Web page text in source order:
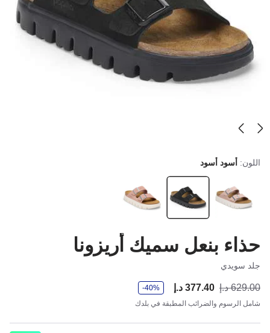
اللون: أسود أسود
حذاء بنعل سميك أريزونا
جلد سويدي
629.00 د.إ 377.40 د.إ
-40%
شامل الرسوم والضرائب المطبقة في بلدك